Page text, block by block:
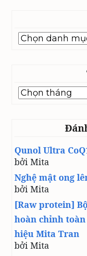
Mục
lục
Time
line
Qunol Ultra
bởi Mita
Nghệ mật ong
bởi Mita
[Raw protein]
hoàn chỉnh
hiệu Mita Tran
bởi Mita